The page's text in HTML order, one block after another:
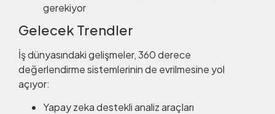
gerekiyor
Gelecek Trendler
İş dünyasındaki gelişmeler, 360 derece
değerlendirme sistemlerinin de evrilmesine yol
açıyor:
Yapay zeka destekli analiz araçları